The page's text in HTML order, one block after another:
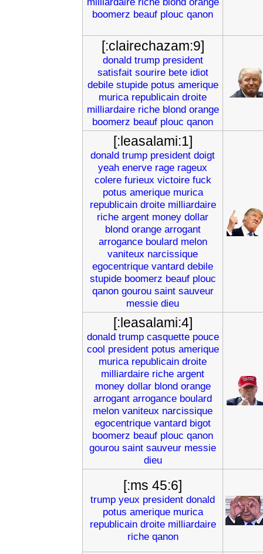
boomerz beauf plouc qanon
[:clairechazam:9]
donald trump president
satisfait sourire bete idiot
debile stupide potus amerique
murica republicain droite
milliardaire riche blond orange
boomerz beauf plouc qanon
[:leasalami:1]
donald trump president doigt
yeah enerve rage rageux
colere furieux victoire fuck
potus amerique murica
republicain droite milliardaire
riche argent money dollar
blond orange arrogant
arrogance boulard melon
vaniteux narcissique
egocentrique vantard debile
stupide boomerz beauf plouc
qanon gourou saint sauveur
messie dieu
[:leasalami:4]
donald trump casquette pouce
cool president potus amerique
murica republicain droite
milliardaire riche argent
money dollar blond orange
arrogant arrogance boulard
melon vaniteux narcissique
egocentrique vantard bigot
boomerz beauf plouc qanon
gourou saint sauveur messie
dieu
[:ms 45:6]
trump yeux president donald
potus amerique murica
republicain droite milliardaire
riche qanon